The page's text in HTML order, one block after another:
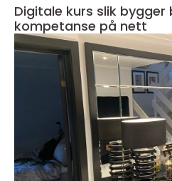
Digitale kurs slik bygger bedrifter lønnsom
kompetanse på nett